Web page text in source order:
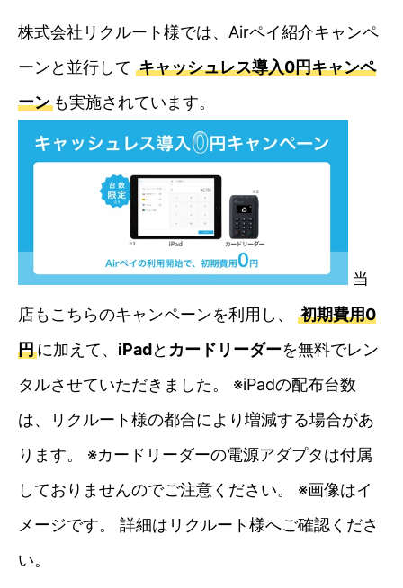
株式会社リクルート様では、Airペイ紹介キャンペ
ーンと並行して キャッシュレス導入0円キャンペ
ーンも実施されています。
当
店もこちらのキャンペーンを利用し、
初期費用0
円に加えて、 iPadと カードリーダーを無料でレン
タルさせていただきました。 ※iPadの配布台数
は、リクルート様の都合により増減する場合があ
ります。 ※カードリーダーの電源アダプタは付属
しておりませんのでご注意ください。 ※画像はイ
メージです。 詳細はリクルート様へご確認くださ
い。